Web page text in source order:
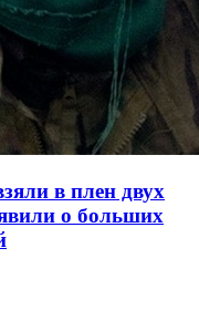
в плен двух
о больших